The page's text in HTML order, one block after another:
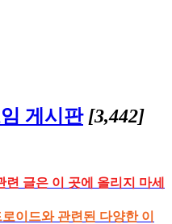
게시판 [3,442]
련 글은 이 곳에 올리지 마세
이드와 관련된 다양한 이